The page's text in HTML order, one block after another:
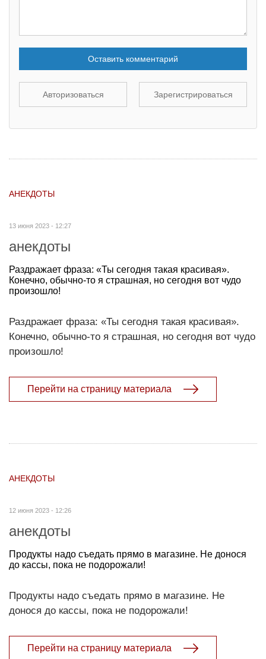
Оставить комментарий
Авторизоваться Зарегистрироваться
АНЕКДОТЫ
13 июня 2023 - 12:27
анекдоты
Раздражает фраза: «Ты сегодня такая красивая».
Конечно, обычно-то я страшная, но сегодня вот чудо
произошло!
Раздражает фраза: «Ты сегодня такая красивая».
Конечно, обычно-то я страшная, но сегодня вот чудо
произошло!
Перейти на страницу материала
АНЕКДОТЫ
12 июня 2023 - 12:26
анекдоты
Продукты надо съедать прямо в магазине. Не донося
до кассы, пока не подорожали!
Продукты надо съедать прямо в магазине. Не
донося до кассы, пока не подорожали!
Перейти на страницу материала